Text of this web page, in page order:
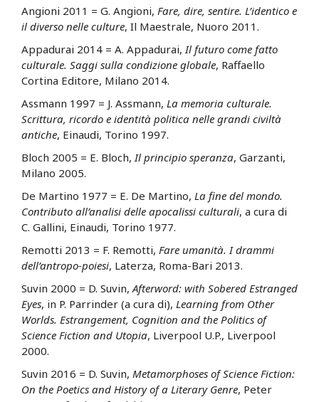
Angioni 2011 = G. Angioni, Fare, dire, sentire. L’identico e
il diverso nelle culture, Il Maestrale, Nuoro 2011.
Appadurai 2014 = A. Appadurai, Il futuro come fatto
culturale. Saggi sulla condizione globale, Raffaello
Cortina Editore, Milano 2014.
Assmann 1997 = J. Assmann, La memoria culturale.
Scrittura, ricordo e identità politica nelle grandi civiltà
antiche, Einaudi, Torino 1997.
Bloch 2005 = E. Bloch, Il principio speranza, Garzanti,
Milano 2005.
De Martino 1977 = E. De Martino, La fine del mondo.
Contributo all’analisi delle apocalissi culturali, a cura di
C. Gallini, Einaudi, Torino 1977.
Remotti 2013 = F. Remotti, Fare umanità. I drammi
dell’antropo-poiesi, Laterza, Roma-Bari 2013.
Suvin 2000 = D. Suvin, Afterword: with Sobered Estranged
Eyes, in P. Parrinder (a cura di), Learning from Other
Worlds. Estrangement, Cognition and the Politics of
Science Fiction and Utopia, Liverpool U.P., Liverpool
2000.
Suvin 2016 = D. Suvin, Metamorphoses of Science Fiction:
On the Poetics and History of a Literary Genre, Peter